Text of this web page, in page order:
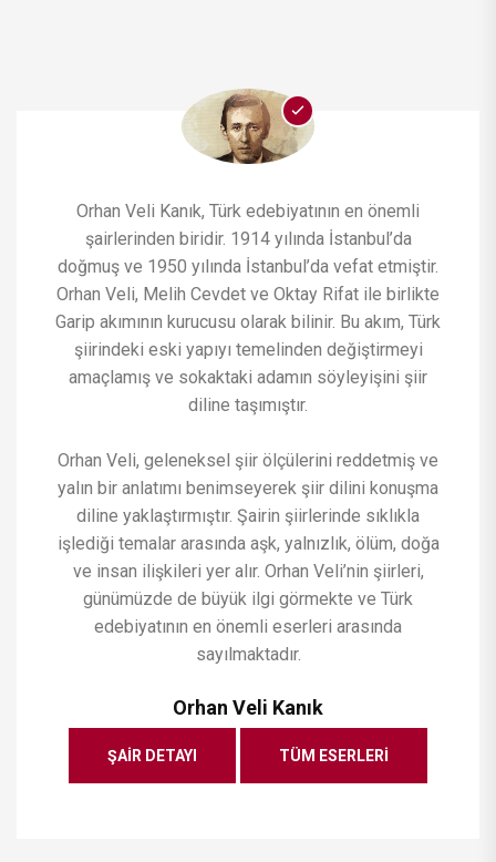
Orhan Veli Kanık, Türk edebiyatının en önemli
şairlerinden biridir. 1914 yılında İstanbul’da
doğmuş ve 1950 yılında İstanbul’da vefat etmiştir.
Orhan Veli, Melih Cevdet ve Oktay Rifat ile birlikte
Garip akımının kurucusu olarak bilinir. Bu akım, Türk
şiirindeki eski yapıyı temelinden değiştirmeyi
amaçlamış ve sokaktaki adamın söyleyişini şiir
diline taşımıştır.
Orhan Veli, geleneksel şiir ölçülerini reddetmiş ve
yalın bir anlatımı benimseyerek şiir dilini konuşma
diline yaklaştırmıştır. Şairin şiirlerinde sıklıkla
işlediği temalar arasında aşk, yalnızlık, ölüm, doğa
ve insan ilişkileri yer alır. Orhan Veli’nin şiirleri,
günümüzde de büyük ilgi görmekte ve Türk
edebiyatının en önemli eserleri arasında
sayılmaktadır.
Orhan Veli Kanık
ŞAIR DETAYI TÜM ESERLERI